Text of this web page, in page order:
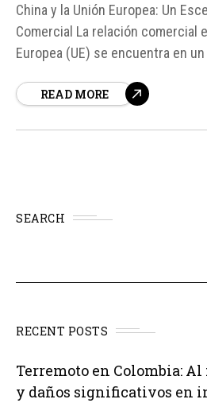
China y la Unión Europea: Un
Comercial La relación comercial
Europea (UE) se encuentra en
Bruselas decide endurecer las
READ MORE
SEARCH
RECENT POSTS
Terremoto en Colombia:
y daños significativos en